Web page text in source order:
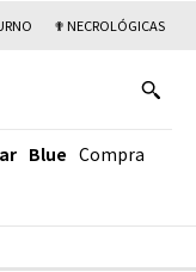
✟ NECROLÓGICAS
Blue Compra